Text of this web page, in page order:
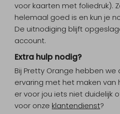
voor kaarten met foliedruk).
helemaal goed is en kun je
De uitnodiging blijft
account.
Extra hulp nodig?
Bij Pretty Orange hebben
ervaring met het maken van
er voor jou iets niet duidelijk
voor onze klantendienst?